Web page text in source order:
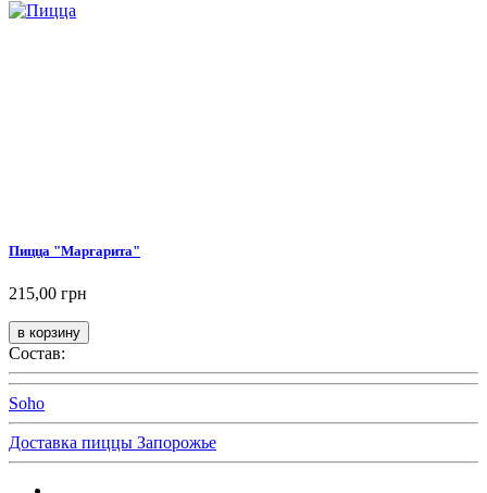
Пицца "Маргарита"
215,00 грн
Состав:
Soho
Доставка пиццы Запорожье